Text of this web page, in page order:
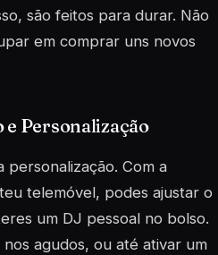
são feitos para durar. Não
em comprar uns novos
e Personalização
personalização. Com a
telemóvel, podes ajustar o
um DJ pessoal no bolso.
agudos, ou até ativar um